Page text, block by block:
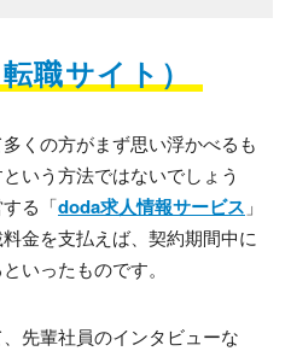
職サイト）
くの方がまず思い浮かべるも
いう方法ではないでしょう
る「doda求人情報サービス 」
金を支払えば、契約期間中に
いったものです。
先輩社員のインタビューな